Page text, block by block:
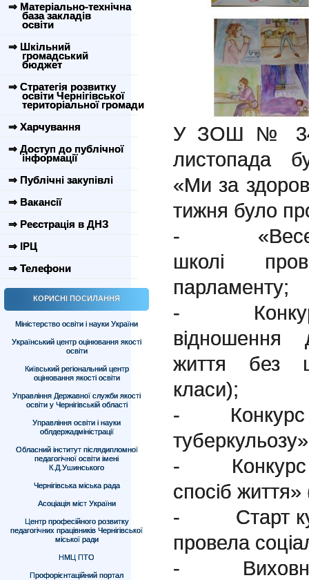
⇒ Матеріально-технічна
база закладів
освіти
⇒ Шкільний
громадський
бюджет
⇒ Стратегія розвитку
освіти Чернігівської
територіальної громади
⇒ Харчування
⇒ Доступ до публічної
інформації
⇒ Публічні закупівлі
⇒ Вакансії
⇒ Реєстрація в ДНЗ
⇒ ІРЦ
⇒ Телефони
КОРИСНІ ПОСИЛАННЯ
Міністерство освіти і науки України
Український центр оцінювання якості
освіти
Київський регіональний центр
оцінювання якості освіти
Управління Державної служби якості
освіти у Чернігівській області
Управління освіти і науки
облдержадміністрації
Обласний інститут післядипломної
педагогічної освіти імені
К.Д.Ушинського
Чернігівська міська рада
Асоціація міст України
Центр професійного розвитку
педагогічних працівників Чернігівської
міської ради
НМЦ ПТО
Профорієнтаційний портал
У ЗОШ № 34
листопада
«Ми за
тижня було
- «Веселі
школі
парламенту;
- Конкурс
життя без
класи);
- Конкурс
- Конкурс
спосіб
- Старт
провела
- Виховні